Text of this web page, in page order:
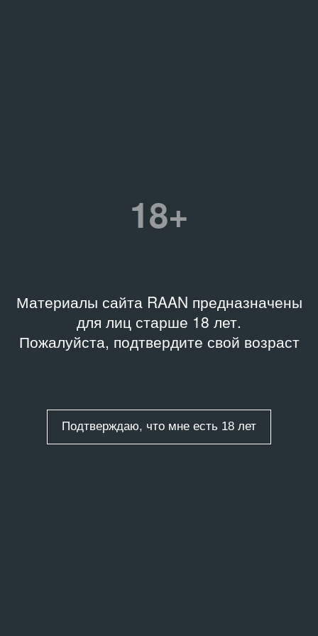
18+
Материалы сайта RAAN предназначены
для лиц старше 18 лет.
Пожалуйста, подтвердите свой возраст
Подтверждаю, что мне есть 18 лет